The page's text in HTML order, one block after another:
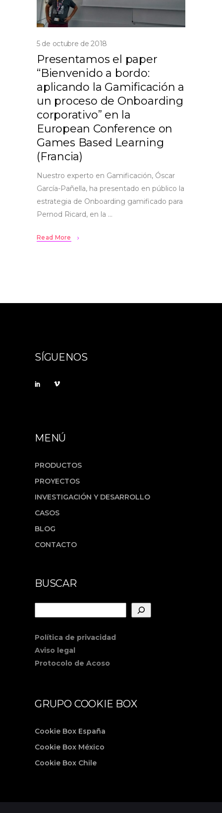
5 de octubre de 2018
Presentamos el paper
“Bienvenido a bordo:
aplicando la Gamificación a
un proceso de Onboarding
corporativo” en la
European Conference on
Games Based Learning
(Francia)
Nuestro experto en Gamificación, Óscar
García-Pañella, ha presentado en público la
estrategia de Onboarding gamificado para
Pernod Ricard, en la
Read More
SÍGUENOS
MENÚ
PRODUCTOS
PROYECTOS
INVESTIGACIÓN Y DESARROLLO
CASOS
BLOG
CONTACTO
BUSCAR
Política de privacidad
Aviso legal
Protocolo de Acoso
GRUPO COOKIE BOX
Cookie Box España
Cookie Box México
Cookie Box Chile